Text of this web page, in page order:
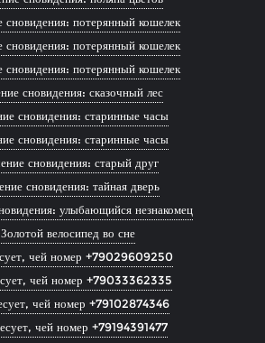
сновидения: потерянный кошелек
сновидения: потерянный кошелек
сновидения: потерянный кошелек
сновидения: сказочный лес
сновидения: старинные часы
сновидения: старинные часы
сновидения: старый друг
сновидения: тайная дверь
улыбающийся незнакомец
Золотой велосипед во сне
чей номер +79029609250
чей номер +79033362335
чей номер +79102874346
чей номер +79194391477